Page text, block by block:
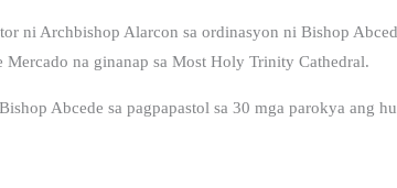
ni Archbishop Alarcon sa ordinasyon ni Bishop
Mercado na ginanap sa Most Holy Trinity Cathedral.
Abcede sa pagpapastol sa 30 mga parokya ang